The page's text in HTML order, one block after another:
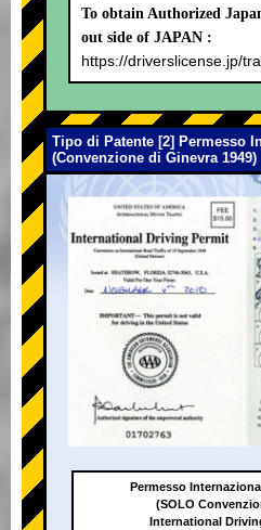
To obtain Authorized
out side of JAPAN :
https://driverslicense.jp/
Tipo di Patente [2] Permesso
(Convenzione di Ginevra 1949)
Permesso
(SOLO
International